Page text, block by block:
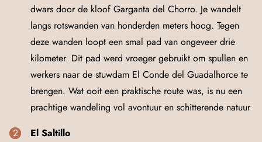
dwars door de kloof Garganta del Chorro. Je wandelt
langs rotswanden van honderden meters hoog. Tegen
deze wanden loopt een smal pad van ongeveer drie
kilometer. Dit pad werd vroeger gebruikt om spullen en
werkers naar de stuwdam El Conde del Guadalhorce te
brengen. Wat ooit een praktische route was, is nu een
prachtige wandeling vol avontuur en schitterende natuur
El Saltillo